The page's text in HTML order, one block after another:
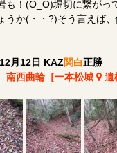
も！(O_O)堀切に繋がっ
うか(・・?)そう言えば
月12日 KAZ関白正勝
西曲輪［一本松城
遺